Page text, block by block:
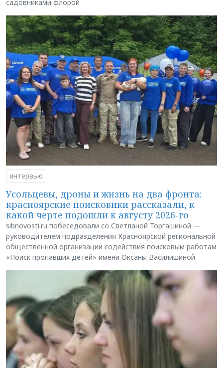
садовниками флорой
интервью
Усольцевы, дроны и жизнь на два фронта:
красноярские поисковики рассказали, к
какой черте подошли к августу 2026-го
sibnovosti.ru побеседовали со Светланой Торгашиной —
руководителем подразделения Красноярской региональной
общественной организации содействия поисковым работам
«Поиск пропавших детей» имени Оксаны Василишиной